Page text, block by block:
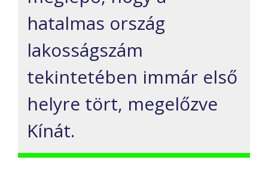
hatalmas ország
lakosságszám
tekintetében immár első
helyre tört, megelőzve
Kínát.